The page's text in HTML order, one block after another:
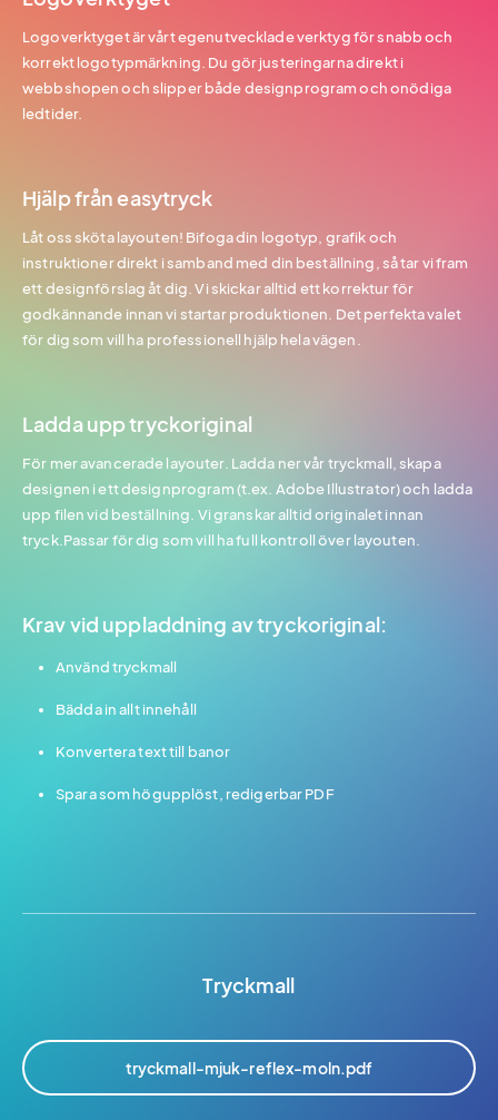
Logoverktyget är vårt egenutvecklade verktyg för snabb och
korrekt logotypmärkning. Du gör justeringarna direkt i
webbshopen och slipper både designprogram och onödiga
ledtider.
Hjälp från easytryck
Låt oss sköta layouten! Bifoga din logotyp, grafik och
instruktioner direkt i samband med din beställning, så tar vi fram
ett designförslag åt dig. Vi skickar alltid ett korrektur för
godkännande innan vi startar produktionen. Det perfekta valet
för dig som vill ha professionell hjälp hela vägen.
Ladda upp tryckoriginal
För mer avancerade layouter. Ladda ner vår tryckmall, skapa
designen i ett designprogram (t.ex. Adobe Illustrator) och ladda
upp filen vid beställning. Vi granskar alltid originalet innan
tryck.Passar för dig som vill ha full kontroll över layouten.
Krav vid uppladdning av tryckoriginal:
Använd tryckmall
Bädda in allt innehåll
Konvertera text till banor
Spara som högupplöst, redigerbar PDF
Tryckmall
tryckmall-mjuk-reflex-moln.pdf